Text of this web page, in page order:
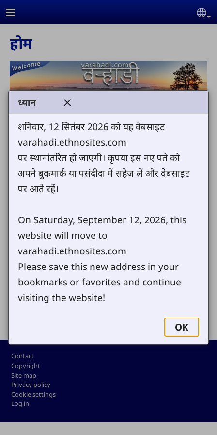
Skip to main content
होम
वऱ्हाडीं डॉट कॉम मध्ये तुमचं स्वागत आहे
वऱ्हाडी वेबसाईट मध्ये आमी तुमच्या साठी ,वऱ्हाडीं बायबल
,वऱ्हाडीं एंड्रॉयड बायबल वऱ्हाडीं गाने , वऱ्हाडीं कथा
,वऱ्हाडीं संस्कृती फोटो , वऱ्हाडीं वी बी एस फोटो ,वऱ्हाडीं
मंडली चे फोटो . बनवलेल हाय आमची अशी आशा आहे, कि
आमाले अजून आपल्या काई माईत्या अन् प्रश्न पाठवा
Share
Footer
Contact
Copyright
Site map
Privacy policy
Cookie settings
Log in
ध्यान
शनिवार, 12 सितंबर 2026 को यह वेबसाइट
varahadi.ethnosites.com
पर स्थानांतरित हो जाएगी। कृपया इस नए पते को
अपने बुकमार्क या पसंदीदा में सहेज लें और वेबसाइट
पर आते रहें।
On Saturday, September 12, 2026, this
website will move to
varahadi.ethnosites.com
Please save this new address in your
bookmarks or favorites and continue
visiting the website!
OK